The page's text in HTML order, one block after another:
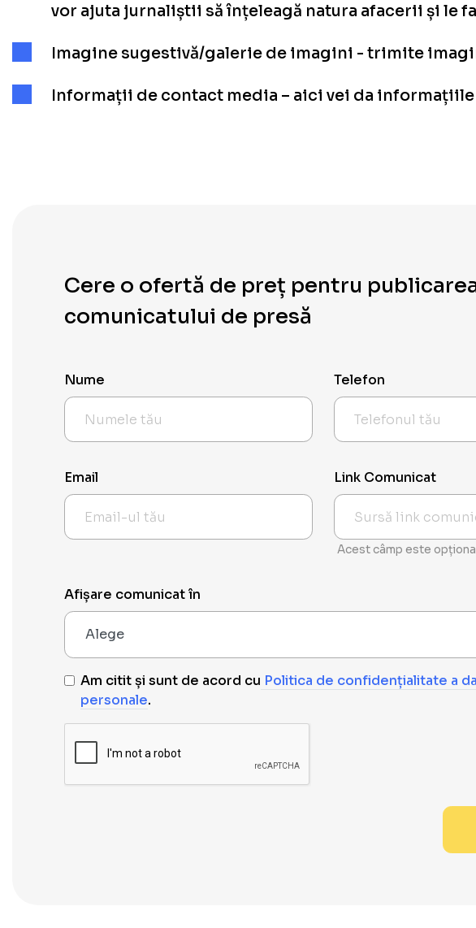
vor ajuta jurnaliștii să înțeleagă natura afacerii și le
Imagine sugestivă/galerie de imagini - trimite
Informații de contact media – aici vei da
Cere o ofertă de preț pentru
comunicatului de presă
Nume Telefon
Email Link Comunicat
Acest câmp este
Afișare comunicat în
Am citit și sunt de acord cu Politica de confidențialitate a
personale.